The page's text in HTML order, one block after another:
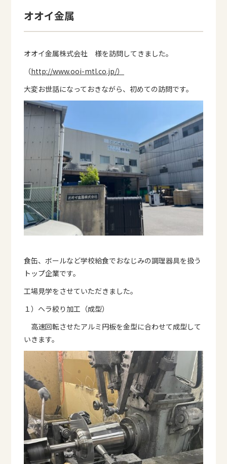
オオイ金属
オオイ金属株式会社 様を訪問してきました。
（http://www.ooi-mtl.co.jp/）
大変お世話になっておきながら、初めての訪問です。
食缶、ボールなど学校給食でおなじみの調理器具を扱う
トップ企業です。
工場見学をさせていただきました。
１）ヘラ絞り加工（成型）
高速回転させたアルミ円板を金型に合わせて成型して
いきます。